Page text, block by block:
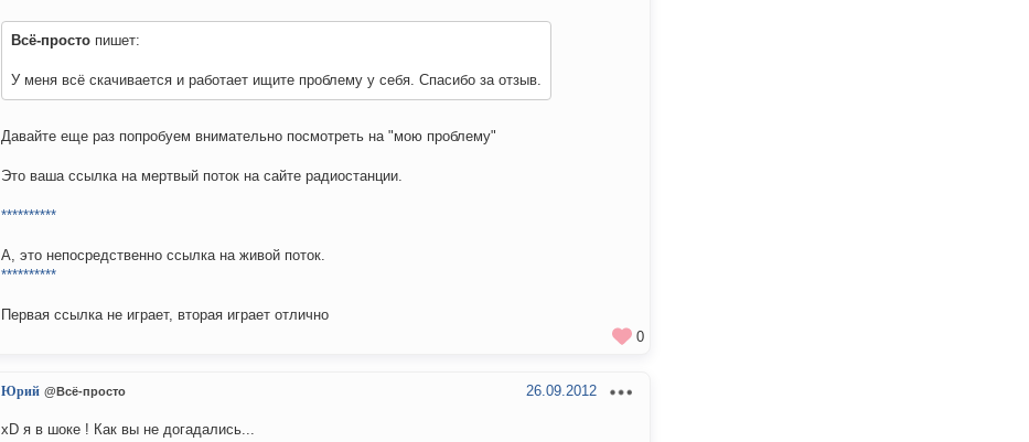
Всё-просто пишет:
У меня всё скачивается и работает ищите проблему у себя. Спасибо за отзыв.
Давайте еще раз попробуем внимательно посмотреть на "мою проблему"
Это ваша ссылка на мертвый поток на сайте радиостанции.
**********
А, это непосредственно ссылка на живой поток.
**********
Первая ссылка не играет, вторая играет отлично
0
Юрий @Всё-просто 26.09.2012
xD я в шоке ! Как вы не догадались...